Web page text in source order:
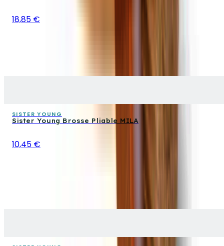
18,85 €
SISTER YOUNG
Sister Young Brosse Pliable MILA
10,45 €